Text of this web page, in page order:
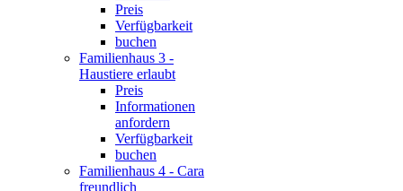
Preis
Verfügbarkeit
buchen
Familienhaus 3 -
Haustiere erlaubt
Preis
Informationen
anfordern
Verfügbarkeit
buchen
Familienhaus 4 - Cara
freundlich